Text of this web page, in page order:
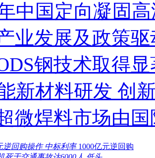
中国定向凝固
业发展及政策
钢技术取得
新材料研发 创
微焊料市场由
逆回购操作 中标利率 1000亿元逆回购